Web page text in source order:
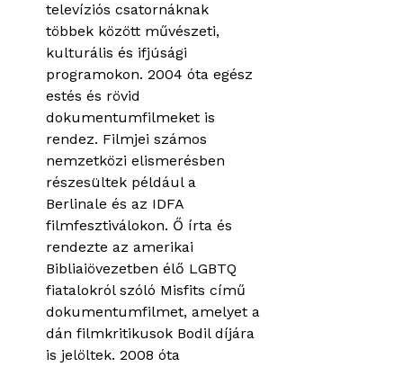
televíziós csatornáknak
többek között művészeti,
kulturális és ifjúsági
programokon. 2004 óta egész
estés és rövid
dokumentumfilmeket is
rendez. Filmjei számos
nemzetközi elismerésben
részesültek például a
Berlinale és az IDFA
filmfesztiválokon. Ő írta és
rendezte az amerikai
Bibliaiövezetben élő LGBTQ
fiatalokról szóló Misfits című
dokumentumfilmet, amelyet a
dán filmkritikusok Bodil díjára
is jelöltek. 2008 óta